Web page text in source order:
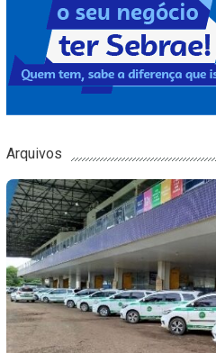
Arquivos